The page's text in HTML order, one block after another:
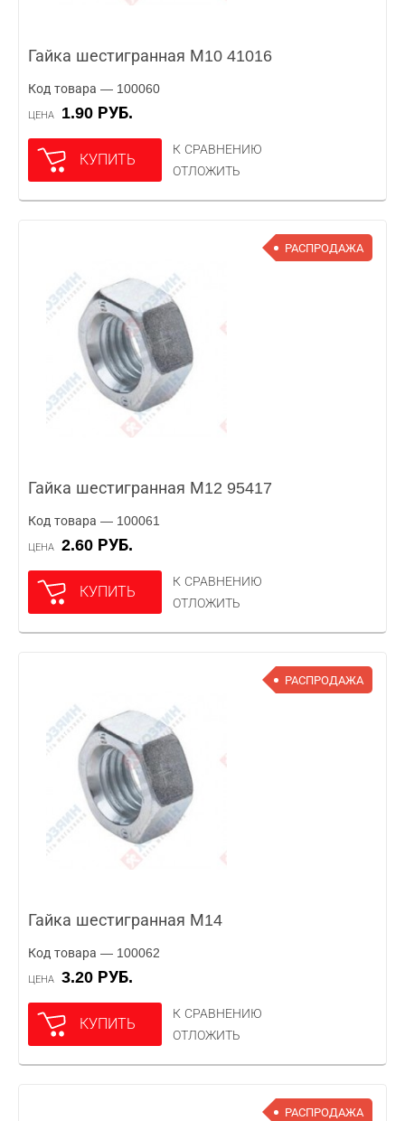
Гайка шестигранная М10 41016
Код товара — 100060
ЦЕНА 1.90 РУБ.
КУПИТЬ
К СРАВНЕНИЮ
ОТЛОЖИТЬ
РАСПРОДАЖА
Гайка шестигранная М12 95417
Код товара — 100061
ЦЕНА 2.60 РУБ.
КУПИТЬ
К СРАВНЕНИЮ
ОТЛОЖИТЬ
РАСПРОДАЖА
Гайка шестигранная М14
Код товара — 100062
ЦЕНА 3.20 РУБ.
КУПИТЬ
К СРАВНЕНИЮ
ОТЛОЖИТЬ
РАСПРОДАЖА